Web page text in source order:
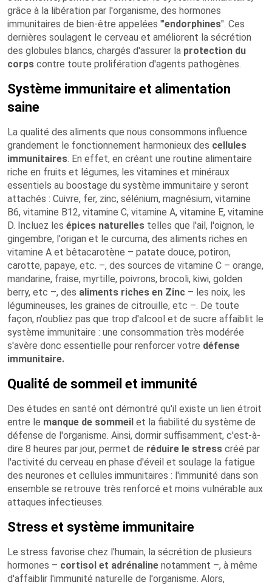
grâce à la libération par l'organisme, des hormones
immunitaires de bien-être appelées '"endorphines". Ces
dernières soulagent le cerveau et améliorent la sécrétion
des globules blancs, chargés d'assurer la protection du
corps contre toute prolifération d'agents pathogènes.
Système immunitaire et alimentation
saine
La qualité des aliments que nous consommons influence
grandement le fonctionnement harmonieux des cellules
immunitaires. En effet, en créant une routine alimentaire
riche en fruits et légumes, les vitamines et minéraux
essentiels au boostage du système immunitaire y seront
attachés : Cuivre, fer, zinc, sélénium, magnésium, vitamine
B6, vitamine B12, vitamine C, vitamine A, vitamine E, vitamine
D. Incluez les épices naturelles telles que l'ail, l'oignon, le
gingembre, l'origan et le curcuma, des aliments riches en
vitamine A et bêtacarotène – patate douce, potiron,
carotte, papaye, etc. –, des sources de vitamine C – orange,
mandarine, fraise, myrtille, poivrons, brocoli, kiwi, golden
berry, etc –, des aliments riches en Zinc – les noix, les
légumineuses, les graines de citrouille, etc –. De toute
façon, n'oubliez pas que trop d'alcool et de sucre affaiblit le
système immunitaire : une consommation très modérée
s'avère donc essentielle pour renforcer votre défense
immunitaire.
Qualité de sommeil et immunité
Des études en santé ont démontré qu'il existe un lien étroit
entre le manque de sommeil et la fiabilité du système de
défense de l'organisme. Ainsi, dormir suffisamment, c'est-à-
dire 8 heures par jour, permet de réduire le stress créé par
l'activité du cerveau en phase d'éveil et soulage la fatigue
des neurones et cellules immunitaires : l'immunité dans son
ensemble se retrouve très renforcé et moins vulnérable aux
attaques infectieuses.
Stress et système immunitaire
Le stress favorise chez l'humain, la sécrétion de plusieurs
hormones – cortisol et adrénaline notamment –, à même
d'affaiblir l'immunité naturelle de l'organisme. Alors,